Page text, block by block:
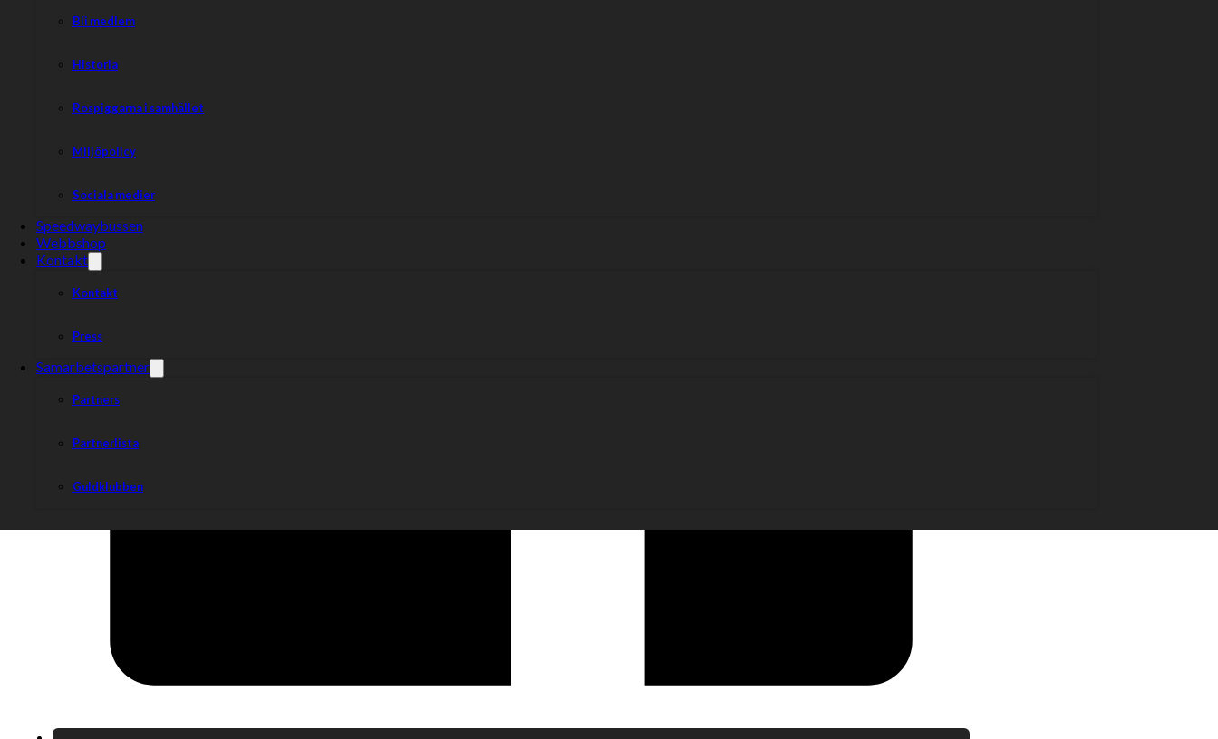
Bli medlem
Historia
Rospiggarna i samhället
Miljöpolicy
Sociala medier
Speedwaybussen
Webbshop
Kontakt
Kontakt
Press
Samarbetspartner
Partners
Partnerlista
Guldklubben